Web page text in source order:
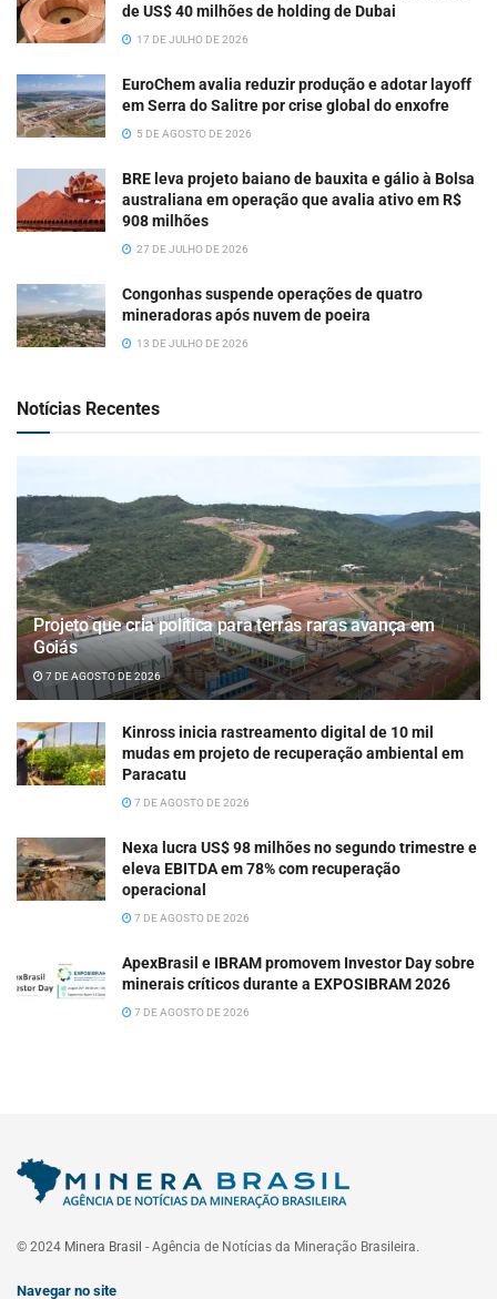
de US$ 40 milhões de holding de Dubai
17 DE JULHO DE 2026
EuroChem avalia reduzir produção e adotar layoff
em Serra do Salitre por crise global do enxofre
5 DE AGOSTO DE 2026
BRE leva projeto baiano de bauxita e gálio à Bolsa
australiana em operação que avalia ativo em R$
908 milhões
27 DE JULHO DE 2026
Congonhas suspende operações de quatro
mineradoras após nuvem de poeira
13 DE JULHO DE 2026
Notícias Recentes
Projeto que cria política para terras raras avança em
Goiás
7 DE AGOSTO DE 2026
Kinross inicia rastreamento digital de 10 mil
mudas em projeto de recuperação ambiental em
Paracatu
7 DE AGOSTO DE 2026
Nexa lucra US$ 98 milhões no segundo trimestre e
eleva EBITDA em 78% com recuperação
operacional
7 DE AGOSTO DE 2026
ApexBrasil e IBRAM promovem Investor Day sobre
minerais críticos durante a EXPOSIBRAM 2026
7 DE AGOSTO DE 2026
© 2024 Minera Brasil - Agência de Notícias da Mineração Brasileira.
Navegar no site